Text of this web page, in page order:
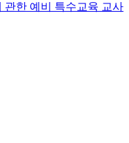
관한 예비 특수교육 교사